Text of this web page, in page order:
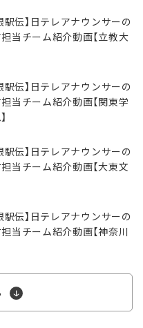
駅伝】日テレアナウンサーの
当チーム紹介動画【立教大
駅伝】日テレアナウンサーの
当チーム紹介動画【関東学
駅伝】日テレアナウンサーの
当チーム紹介動画【大東文
駅伝】日テレアナウンサーの
当チーム紹介動画【神奈川